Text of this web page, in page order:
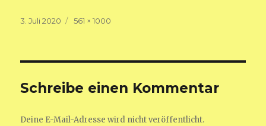
Veröffentlicht
3. Juli 2020
Volle
561 × 1000
Schreibe einen Kommentar
Deine E-Mail-Adresse wird nicht veröffentlicht.